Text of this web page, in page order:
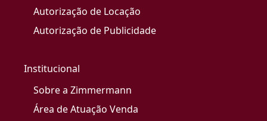
Autorização de Locação
Autorização de Publicidade
Institucional
Sobre a Zimmermann
Área de Atuação Venda